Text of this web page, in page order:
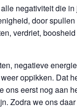
negativiteit die
door
verdriet,
negatieve
oppikken. Dat
ons eerst nog aan
Zodra we ons